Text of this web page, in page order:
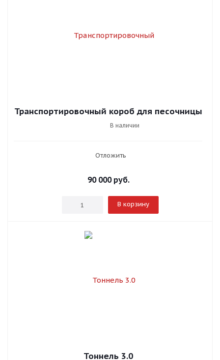
Транспортировочный короб для песочницы
В наличии
Отложить
90 000руб.
В корзину
Тоннель 3.0